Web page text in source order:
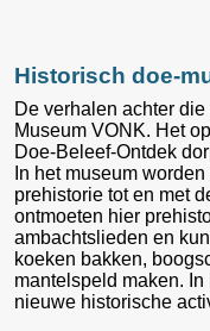
Historisch doe-
De verhalen achter
Museum VONK. Het
Doe-Beleef-Ontdek
In het museum
prehistorie tot en met
ontmoeten hier
ambachtslieden en
koeken bakken,
mantelspeld maken.
nieuwe historische